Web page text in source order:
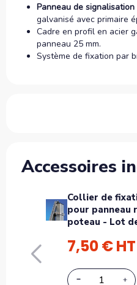
Panneau de signalisation
galvanisé avec primaire
Cadre en profil en acier
panneau 25 mm.
Système de fixation par
Accessoires
Collier de
pour panneau
poteau - Lot
7,50 € HT